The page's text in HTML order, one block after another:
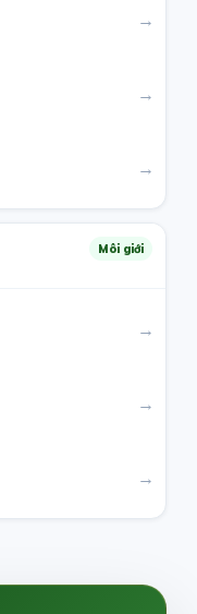
→
→
→
Môi giới
→
→
→